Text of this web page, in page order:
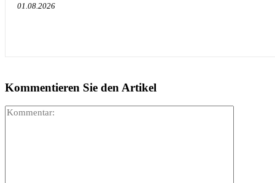
01.08.2026
Kommentieren Sie den Artikel